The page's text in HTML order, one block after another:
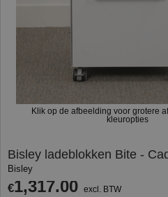
Klik op de afbeelding voor grotere
kleuropties
Bisley ladeblokken Bite -
Bisley
€1,317.00 excl. BTW